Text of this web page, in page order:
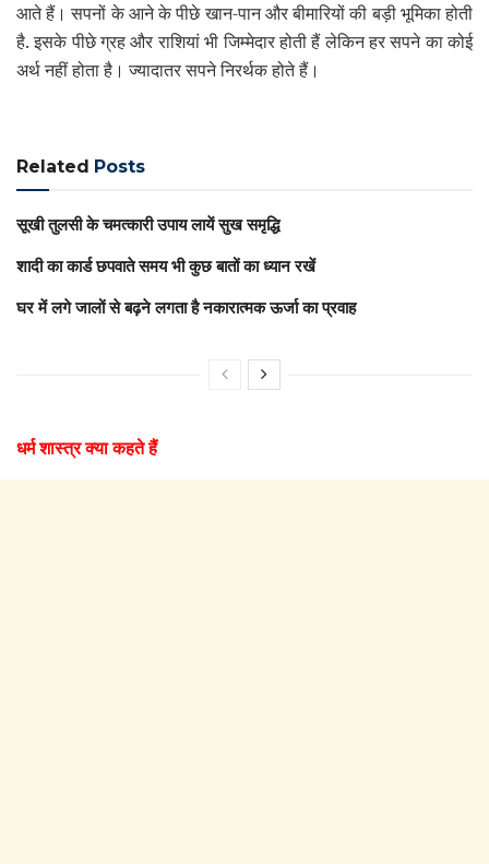
आते हैं। सपनों के आने के पीछे खान-पान और बीमारियों की बड़ी भूमिका होती
है. इसके पीछे ग्रह और राशियां भी जिम्मेदार होती हैं लेकिन हर सपने का कोई
अर्थ नहीं होता है। ज्यादातर सपने निरर्थक होते हैं।
Related Posts
सूखी तुलसी के चमत्कारी उपाय लायें सुख समृद्धि
शादी का कार्ड छपवाते समय भी कुछ बातों का ध्यान रखें
घर में लगे जालों से बढ़ने लगता है नकारात्मक ऊर्जा का प्रवाह
धर्म शास्त्र क्या कहते हैं